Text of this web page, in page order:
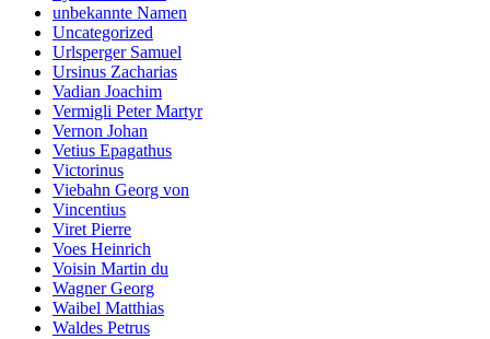
unbekannte Namen
Uncategorized
Urlsperger Samuel
Ursinus Zacharias
Vadian Joachim
Vermigli Peter Martyr
Vernon Johan
Vetius Epagathus
Victorinus
Viebahn Georg von
Vincentius
Viret Pierre
Voes Heinrich
Voisin Martin du
Wagner Georg
Waibel Matthias
Waldes Petrus